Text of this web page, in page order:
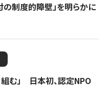
の制度的障壁」を明らかに
む」 日本初、認定NPO